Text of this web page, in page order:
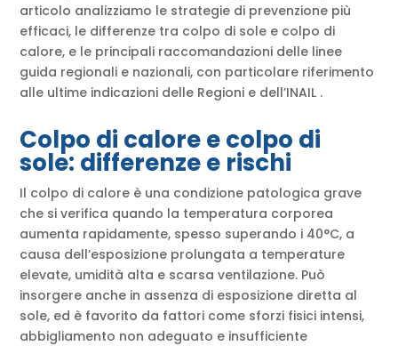
articolo analizziamo le strategie di prevenzione più
efficaci, le differenze tra colpo di sole e colpo di
calore, e le principali raccomandazioni delle linee
guida regionali e nazionali, con particolare riferimento
alle ultime indicazioni delle Regioni e dell’INAIL .
Colpo di calore e colpo di
sole: differenze e rischi
Il colpo di calore è una condizione patologica grave
che si verifica quando la temperatura corporea
aumenta rapidamente, spesso superando i 40°C, a
causa dell’esposizione prolungata a temperature
elevate, umidità alta e scarsa ventilazione. Può
insorgere anche in assenza di esposizione diretta al
sole, ed è favorito da fattori come sforzi fisici intensi,
abbigliamento non adeguato e insufficiente